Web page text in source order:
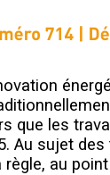
que les
Au sujet
au